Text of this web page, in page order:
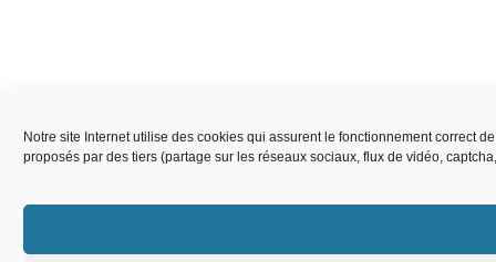
Notre site Internet utilise des cookies qui assurent le fonctionnement correct
proposés par des tiers (partage sur les réseaux sociaux, flux de vidéo,